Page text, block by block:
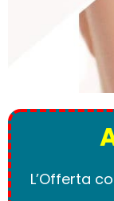
L’Offerta